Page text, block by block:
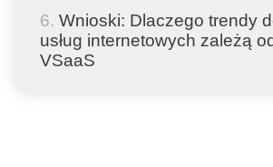
Wnioski: Dlaczego trendy
usług internetowych zależą
VSaaS